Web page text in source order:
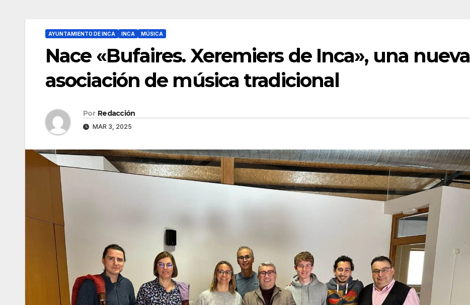
AYUNTAMIENTO DE INCA INCA MÚSICA
Nace «Bufaires. Xeremiers de Inca», una nueva
asociación de música tradicional
Por Redacción
MAR 3, 2025